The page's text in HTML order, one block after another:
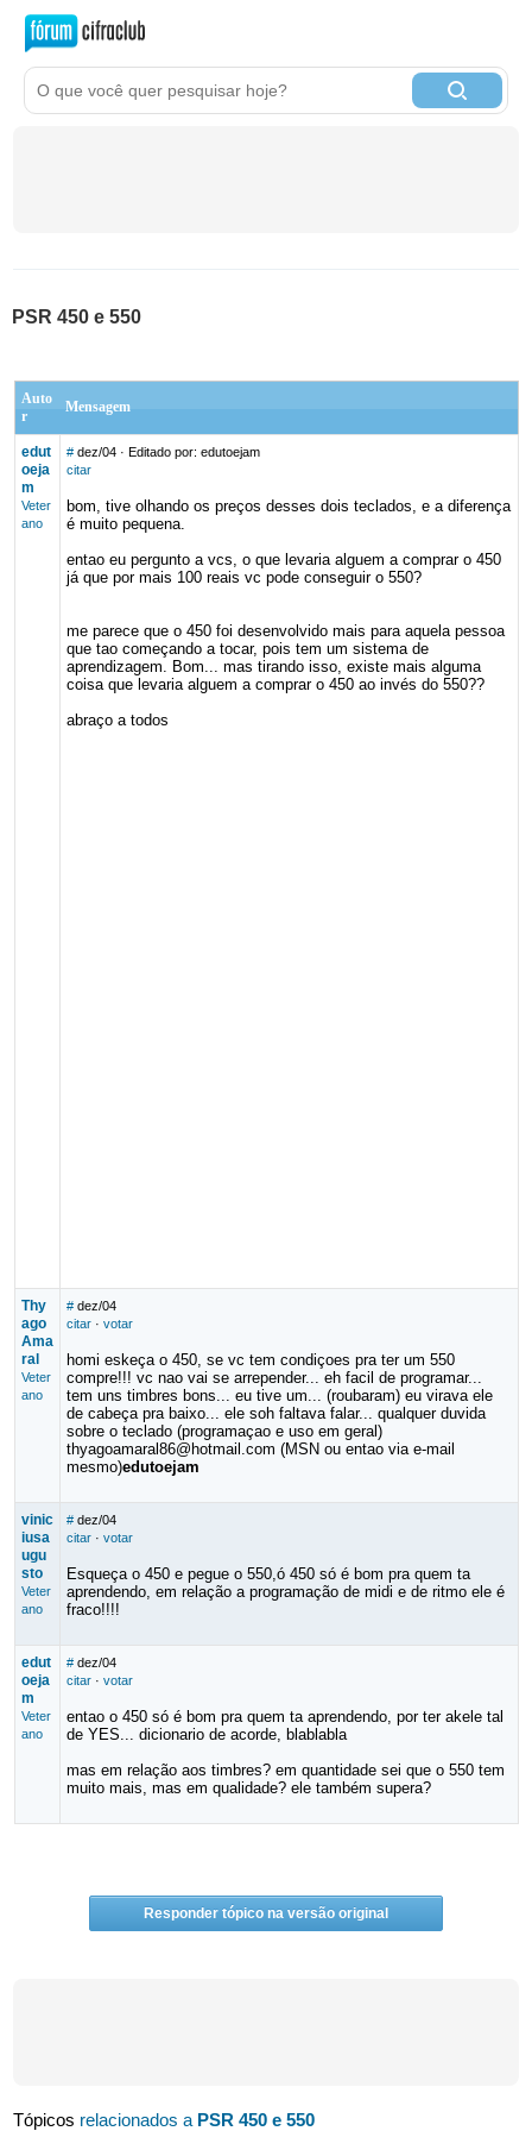
PSR 450 e 550
Auto
r
Mensagem
edut
oeja
m
Veter
ano
# dez/04· Editado por: edutoejam
citar
bom, tive olhando os preços desses dois teclados, e a diferença
é muito pequena.
entao eu pergunto a vcs, o que levaria alguem a comprar o 450
já que por mais 100 reais vc pode conseguir o 550?
me parece que o 450 foi desenvolvido mais para aquela pessoa
que tao começando a tocar, pois tem um sistema de
aprendizagem. Bom... mas tirando isso, existe mais alguma
coisa que levaria alguem a comprar o 450 ao invés do 550??
abraço a todos
Thy
ago
Ama
ral
Veter
ano
# dez/04
citar· votar
homi eskeça o 450, se vc tem condiçoes pra ter um 550
compre!!! vc nao vai se arrepender... eh facil de programar...
tem uns timbres bons... eu tive um... (roubaram) eu virava ele
de cabeça pra baixo... ele soh faltava falar... qualquer duvida
sobre o teclado (programaçao e uso em geral)
thyagoamaral86@hotmail.com (MSN ou entao via e-mail
mesmo)edutoejam
vinic
iusa
ugu
sto
Veter
ano
# dez/04
citar· votar
Esqueça o 450 e pegue o 550,ó 450 só é bom pra quem ta
aprendendo, em relação a programação de midi e de ritmo ele é
fraco!!!!
edut
oeja
m
Veter
ano
# dez/04
citar· votar
entao o 450 só é bom pra quem ta aprendendo, por ter akele tal
de YES... dicionario de acorde, blablabla
mas em relação aos timbres? em quantidade sei que o 550 tem
muito mais, mas em qualidade? ele também supera?
Responder tópico na versão original
Tópicos relacionados a PSR 450 e 550